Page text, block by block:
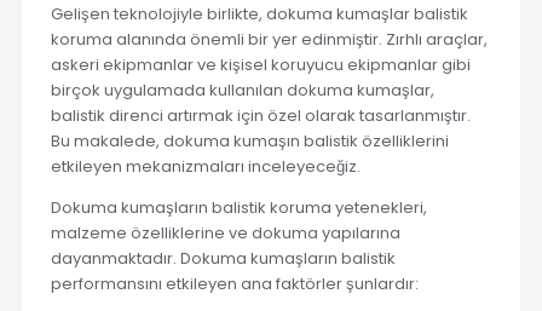
Gelişen teknolojiyle birlikte, dokuma kumaşlar balistik
koruma alanında önemli bir yer edinmiştir. Zırhlı araçlar,
askeri ekipmanlar ve kişisel koruyucu ekipmanlar gibi
birçok uygulamada kullanılan dokuma kumaşlar,
balistik direnci artırmak için özel olarak tasarlanmıştır.
Bu makalede, dokuma kumaşın balistik özelliklerini
etkileyen mekanizmaları inceleyeceğiz.
Dokuma kumaşların balistik koruma yetenekleri,
malzeme özelliklerine ve dokuma yapılarına
dayanmaktadır. Dokuma kumaşların balistik
performansını etkileyen ana faktörler şunlardır: